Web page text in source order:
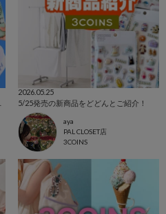
2026.05.25
5/25発売の新商品をどどんとご紹介！
aya
PAL CLOSET店
3COINS